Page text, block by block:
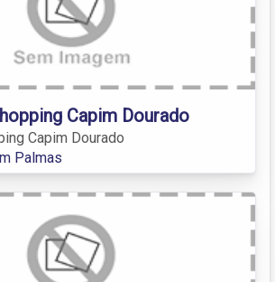
Capim Dourado
Capim Dourado
Palmas